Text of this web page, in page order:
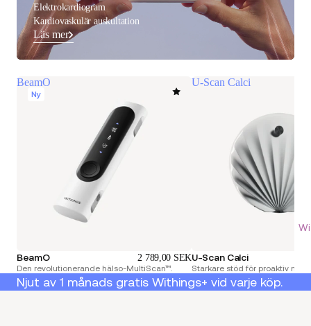
Elektrokardiogram
Kardiovaskulär auskultation
Läs mer
BeamO
Ny
BeamO 2 789,00 SEK
Den revolutionerande hälso-MultiScan™.
U-Scan Calci
U-Scan Calci
Starkare stöd för proaktiv
Njut av 1 månads gratis Withings+ vid varje köp.